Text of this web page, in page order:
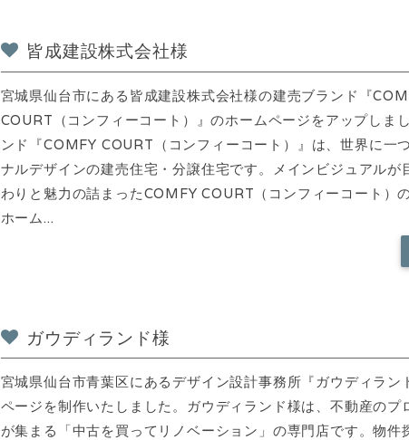
皆成建設株式会社様
宮城県仙台市にある皆成建設株式会社様の建売ブランド『
COURT（コンフィーコート）』のホームページをアップしま
ンド『COMFY COURT（コンフィーコート）』は、世界に一
ナルデザインの建売住宅・分譲住宅です。メインビジュアルが
わりと魅力の詰まったCOMFY COURT（コンフィーコート）
ホーム...
ガウディランド様
宮城県仙台市青葉区にあるデザイン設計事務所『ガウディラン
ページを制作いたしました。ガウディランド様は、不動産のプ
が集まる「中古を買ってリノベーション」の専門店です。物件